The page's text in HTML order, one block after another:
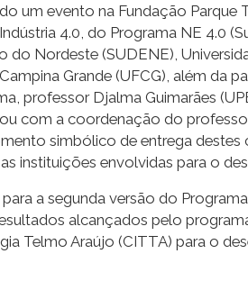
um evento na Fundação
4.0, do Programa NE 4.0
Nordeste (SUDENE),
Grande (UFCG), além
professor Djalma Guimarães
com a coordenação do
simbólico de entrega
instituições envolvidas para o
a segunda versão do
alcançados pelo
Telmo Araújo (CITTA) para o